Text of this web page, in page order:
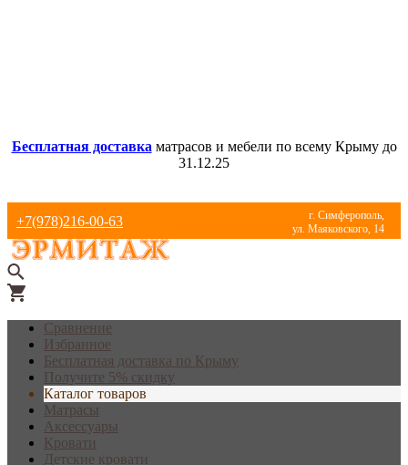
Бесплатная доставка матрасов и мебели по всему Крыму до
31.12.25
+7(978)216-00-63
г. Симферополь,
ул. Маяковского, 14
Сравнение
Избранное
Бесплатная доставка по Крыму
Получите 5% скидку
Каталог товаров
Матрасы
Аксессуары
Кровати
Детские кровати